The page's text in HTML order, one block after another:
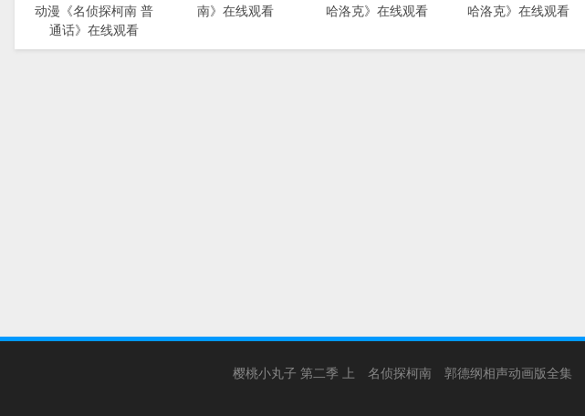
动漫《名侦探柯南 普
通话》在线观看
南》在线观看
哈洛克》在线观看
哈洛克》在线观看
樱桃小丸子 第二季 上 名侦探柯南 郭德纲相声动画版全集